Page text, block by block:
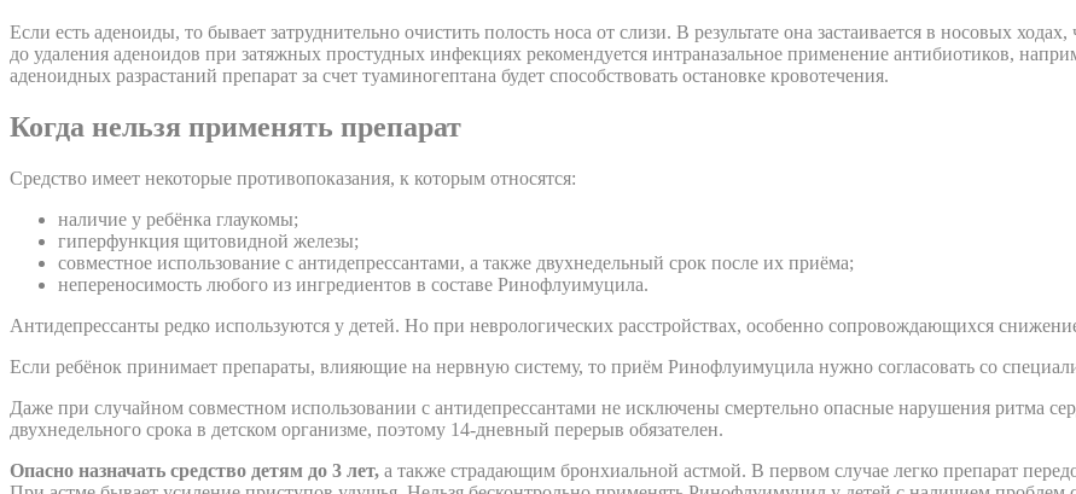
Если есть аденоиды, то бывает затруднительно очистить полость носа от слизи. В результате она застаивается в носовых
до удаления аденоидов при затяжных простудных инфекциях рекомендуется интраназальное применение антибиотиков,
аденоидных разрастаний препарат за счет туаминогептана будет способствовать остановке кровотечения.
Когда нельзя применять препарат
Средство имеет некоторые противопоказания, к которым относятся:
наличие у ребёнка глаукомы;
гиперфункция щитовидной железы;
совместное использование с антидепрессантами, а также двухнедельный срок после их приёма;
непереносимость любого из ингредиентов в составе Ринофлуимуцила.
Антидепрессанты редко используются у детей. Но при неврологических расстройствах, особенно сопровождающихся
Если ребёнок принимает препараты, влияющие на нервную систему, то приём Ринофлуимуцила нужно согласовать со
Даже при случайном совместном использовании с антидепрессантами не исключены смертельно опасные нарушения ритма
двухнедельного срока в детском организме, поэтому 14-дневный перерыв обязателен.
Опасно назначать средство детям до 3 лет, а также страдающим бронхиальной астмой. В первом случае легко препарат